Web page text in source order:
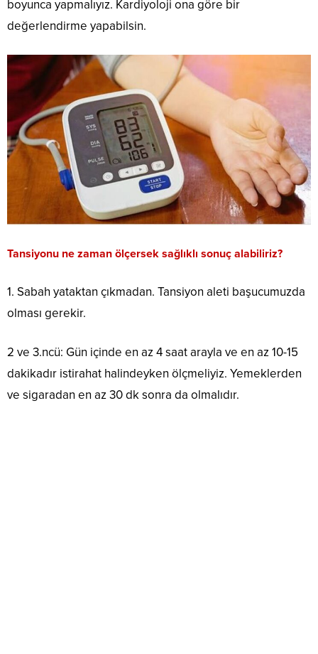
boyunca yapmalıyız. Kardiyoloji ona göre bir
değerlendirme yapabilsin.
Tansiyonu ne zaman ölçersek sağlıklı sonuç alabiliriz?
1. Sabah yataktan çıkmadan. Tansiyon aleti başucumuzda
olması gerekir.
2 ve 3.ncü: Gün içinde en az 4 saat arayla ve en az 10-15
dakikadır istirahat halindeyken ölçmeliyiz. Yemeklerden
ve sigaradan en az 30 dk sonra da olmalıdır.